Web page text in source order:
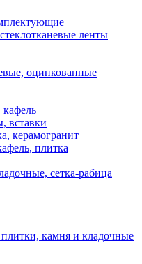
ленты
оцинкованные
вставки
керамогранит
плитка
сетка-рабица
камня и кладочные